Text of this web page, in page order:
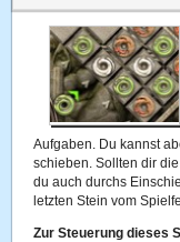
Aufgaben. Du kannst
schieben. Sollten dir
du auch durchs
letzten Stein vom
Zur Steuerung dieses